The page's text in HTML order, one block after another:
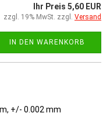
Ihr Preis 5,60 EUR
zzgl. 19% MwSt. zzgl. Versand
IN DEN WARENKORB